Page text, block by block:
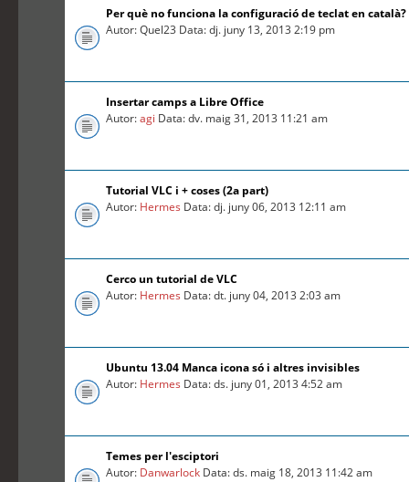
Per què no funciona la configuració de teclat en català?
Autor: Quel23 Data: dj. juny 13, 2013 2:19 pm
Insertar camps a Libre Office
Autor:agi Data: dv. maig 31, 2013 11:21 am
Tutorial VLC i + coses (2a part)
Autor: Hermes Data: dj. juny 06, 2013 12:11 am
Cerco un tutorial de VLC
Autor: Hermes Data: dt. juny 04, 2013 2:03 am
Ubuntu 13.04 Manca icona só i altres invisibles
Autor: Hermes Data: ds. juny 01, 2013 4:52 am
Temes per l'esciptori
Autor: Danwarlock Data: ds. maig 18, 2013 11:42 am